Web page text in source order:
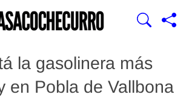
la gasolinera más
en Pobla de Vallbona